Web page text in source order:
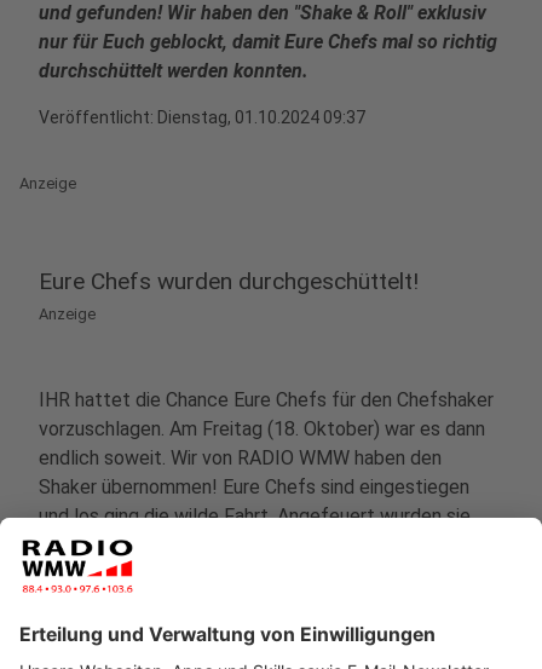
und gefunden! Wir haben den "Shake & Roll" exklusiv
nur für Euch geblockt, damit Eure Chefs mal so richtig
durchschüttelt werden konnten.
Veröffentlicht: Dienstag, 01.10.2024 09:37
Anzeige
Eure Chefs wurden durchgeschüttelt!
Anzeige
IHR hattet die Chance Eure Chefs für den Chefshaker
vorzuschlagen. Am Freitag (18. Oktober) war es dann
endlich soweit. Wir von RADIO WMW haben den
Shaker übernommen! Eure Chefs sind eingestiegen
und los ging die wilde Fahrt. Angefeuert wurden sie
natürlich von Euch! Je lauter Ihr Zugabe geschrien
habt, umso länger wurde die Fahrt. Die Chefs mussten
dem Shaker - wenn auch mit anderer Gesichtsfarbe.